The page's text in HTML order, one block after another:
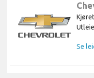
Se